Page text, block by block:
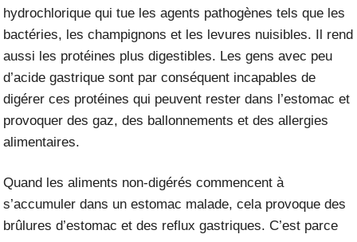
hydrochlorique qui tue les agents pathogènes tels que les
bactéries, les champignons et les levures nuisibles. Il rend
aussi les protéines plus digestibles. Les gens avec peu
d’acide gastrique sont par conséquent incapables de
digérer ces protéines qui peuvent rester dans l’estomac et
provoquer des gaz, des ballonnements et des allergies
alimentaires.
Quand les aliments non-digérés commencent à
s’accumuler dans un estomac malade, cela provoque des
brûlures d’estomac et des reflux gastriques. C’est parce